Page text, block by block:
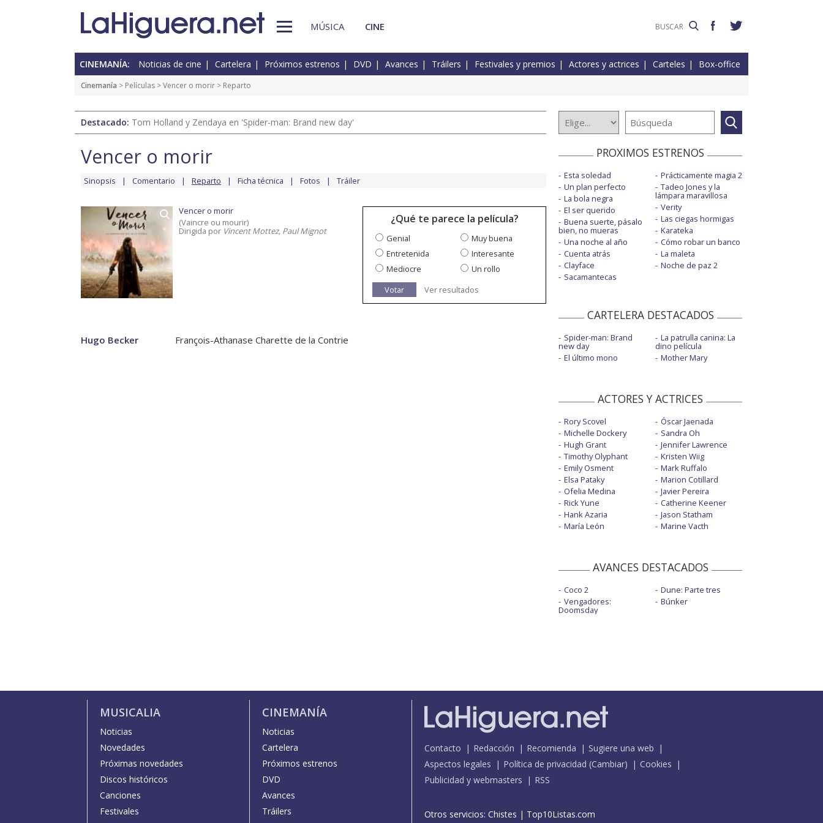
MÚSICA CINE
CINEMANÍA: Noticias de cine Cartelera Próximos estrenos DVD Avances Tráilers Festivales y premios Actores y actrices Carteles Box-office
Cinemanía > Películas >Vencer o morir > Reparto
Destacado: Tom Holland y Zendaya en 'Spider-man: Brand new day'
Vencer o morir
Sinopsis Comentario Reparto Ficha técnica Fotos Tráiler
Vencer o morir
(Vaincre ou mourir)
Dirigida por Vincent Mottez, Paul Mignot
¿Qué te parece la película?
Genial
Muy buena
Entretenida
Interesante
Mediocre
Un rollo
Votar
Ver resultados
Hugo Becker François-Athanase Charette de la Contrie
PROXIMOS ESTRENOS
Esta soledad
Un plan perfecto
La bola negra
El ser querido
Buena suerte, pásalo
bien, no mueras
Una noche al año
Cuenta atrás
Clayface
Sacamantecas
Prácticamente magia 2
Tadeo Jones y la
lámpara maravillosa
Verity
Las ciegas hormigas
Karateka
Cómo robar un banco
La maleta
Noche de paz 2
CARTELERA DESTACADOS
Spider-man: Brand
new day
El último mono
La patrulla canina: La
dino película
Mother Mary
ACTORES Y ACTRICES
Rory Scovel
Michelle Dockery
Hugh Grant
Timothy Olyphant
Emily Osment
Elsa Pataky
Ofelia Medina
Rick Yune
Hank Azaria
María León
Óscar Jaenada
Sandra Oh
Jennifer Lawrence
Kristen Wiig
Mark Ruffalo
Marion Cotillard
Javier Pereira
Catherine Keener
Jason Statham
Marine Vacth
AVANCES DESTACADOS
Coco 2
Vengadores:
Doomsday
Dune: Parte tres
Búnker
MUSICALIA
Noticias
Novedades
Próximas novedades
Discos históricos
Canciones
Festivales
CINEMANÍA
Noticias
Cartelera
Próximos estrenos
DVD
Avances
Tráilers
Contacto Redacción Recomienda
Sugiere una web
Aspectos legales
Política de privacidad (Cambiar)
Cookies
Publicidad y webmasters
RSS
Otros servicios: Chistes | Top10Listas.com